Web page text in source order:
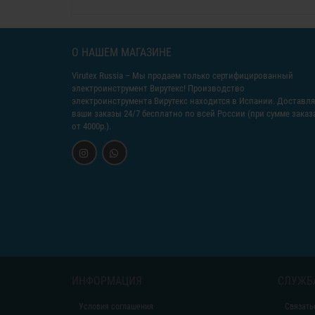
О НАШЕМ МАГАЗИНЕ
Virutex Russia – Мы продаем только сертифицированный
электроинструмент Вирутекс! Производство
электроинструмента Вирутекс находится в Испании.
ваши заказы 24/7 бесплатно по всей России (при сумме
от 4000р.).
Условия соглашения